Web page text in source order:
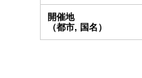
開催地
（都市, 国名）